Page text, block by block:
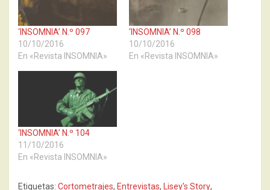
‘INSOMNIA’ N.º 097
10/10/2016
En «Revista INSOMNIA»
‘INSOMNIA’ N.º 098
10/10/2016
En «Revista INSOMNIA»
‘INSOMNIA’ N.º 104
11/10/2016
En «Revista INSOMNIA»
Etiquetas: Cortometrajes, Entrevistas, Lisey's Story,